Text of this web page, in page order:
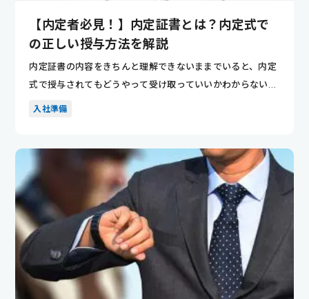
【内定者必見！】内定証書とは？内定式で
の正しい授与方法を解説
内定証書の内容をきちんと理解できないままでいると、内定
式で授与されてもどうやって受け取っていいかわからない方
もいるでしょ...
入社準備